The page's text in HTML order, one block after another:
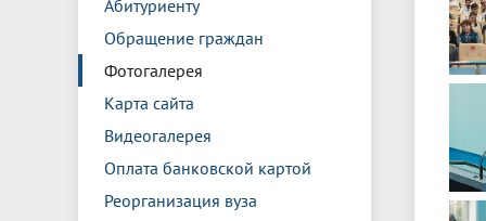
Абитуриенту
Обращение граждан
Фотогалерея
Карта сайта
Видеогалерея
Оплата банковской картой
Реорганизация вуза